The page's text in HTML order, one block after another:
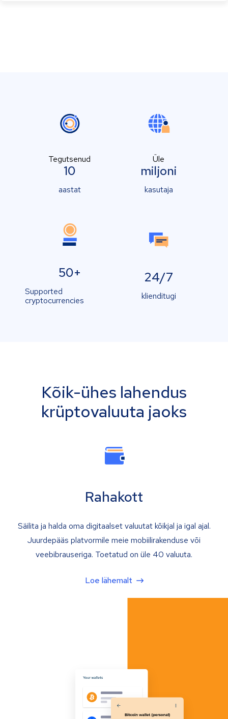
Tegutsenud
10
aastat
Üle
miljoni
kasutaja
50+
Supported
cryptocurrencies
24/7
klienditugi
Kõik-ühes lahendus
krüptovaluuta jaoks
Rahakott
Säilita ja halda oma digitaalset valuutat kõikjal ja igal ajal.
Juurdepääs platvormile meie mobiilirakenduse või
veebibrauseriga. Toetatud on üle 40 valuuta.
Loe lähemalt